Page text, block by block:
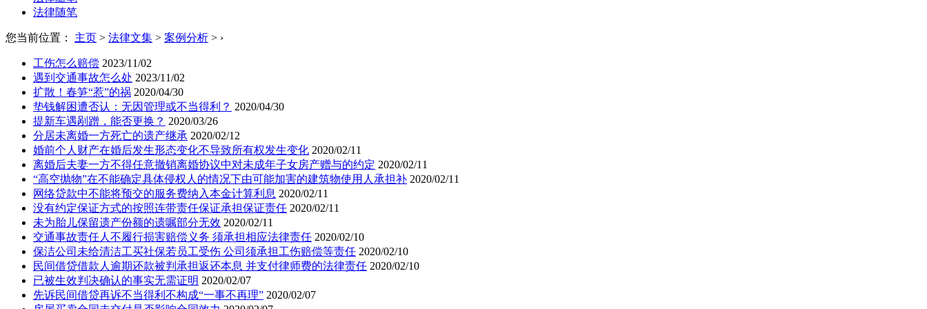
法律随笔
您当前位置： 主页 > 法律文集 > 案例分析 > ›
工伤怎么赔偿 2023/11/02
遇到交通事故怎么处 2023/11/02
扩散！春笋“惹”的祸 2020/04/30
垫钱解困遭否认：无因管理或不当得利？ 2020/04/30
提新车遇剐蹭，能否更换？ 2020/03/26
分居未离婚一方死亡的遗产继承 2020/02/12
婚前个人财产在婚后发生形态变化不导致所有权发生变化 2020/02/11
离婚后夫妻一方不得任意撤销离婚协议中对未成年子女房产赠与的约定 2020/02/11
“高空抛物”在不能确定具体侵权人的情况下由可能加害的建筑物使用人承担补 2020/02/11
网络贷款中不能将预交的服务费纳入本金计算利息 2020/02/11
没有约定保证方式的按照连带责任保证承担保证责任 2020/02/11
未为胎儿保留遗产份额的遗嘱部分无效 2020/02/11
交通事故责任人不履行损害赔偿义务 须承担相应法律责任 2020/02/10
保洁公司未给清洁工买社保若员工受伤 公司须承担工伤赔偿等责任 2020/02/10
民间借贷借款人逾期还款被判承担返还本息 并支付律师费的法律责任 2020/02/10
已被生效判决确认的事实无需证明 2020/02/07
先诉民间借贷再诉不当得利不构成“一事不再理” 2020/02/07